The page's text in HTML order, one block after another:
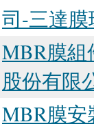
司-三達
MBR膜組
股份有限
MBR膜安